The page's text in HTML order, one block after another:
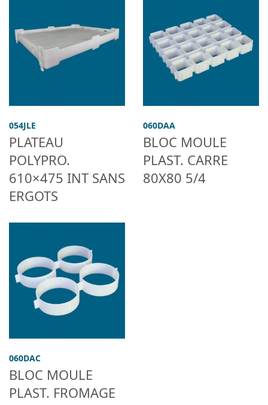
054JLE
PLATEAU
POLYPRO.
610×475 INT SANS
ERGOTS
060DAA
BLOC MOULE
PLAST. CARRE
80X80 5/4
060DAC
BLOC MOULE
PLAST. FROMAGE